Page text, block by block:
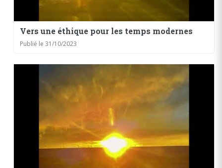
Vers une éthique pour les temps modernes
Publié le 31/10/2023